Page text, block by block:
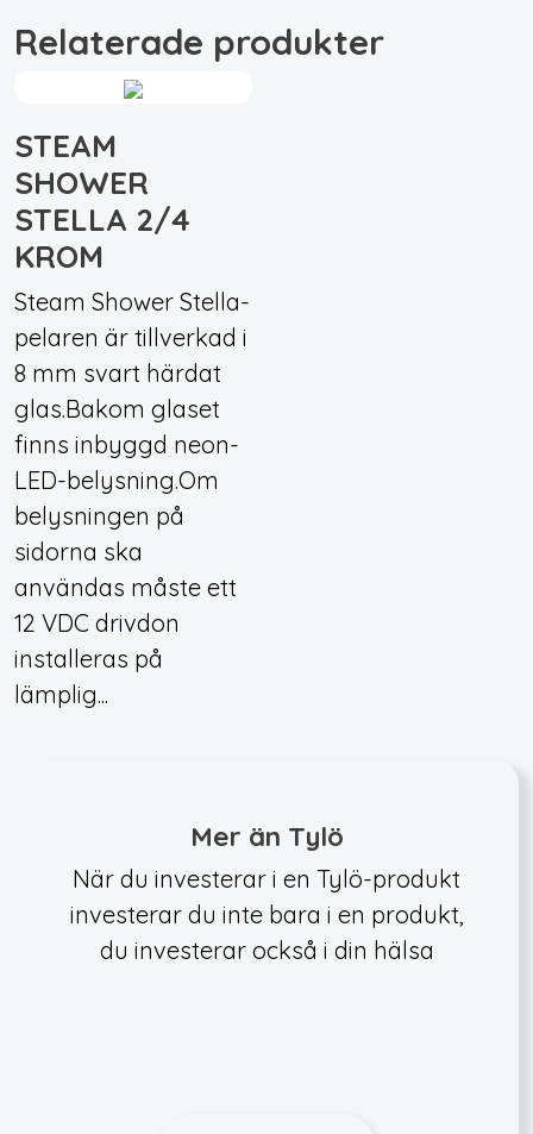
Relaterade produkter
STEAM
SHOWER
STELLA 2/4
KROM
Steam Shower Stella-
pelaren är tillverkad i
8 mm svart härdat
glas.Bakom glaset
finns inbyggd neon-
LED-belysning.Om
belysningen på
sidorna ska
användas måste ett
12 VDC drivdon
installeras på
lämplig...
Mer än Tylö
När du investerar i en Tylö-produkt
investerar du inte bara i en produkt,
du investerar också i din hälsa